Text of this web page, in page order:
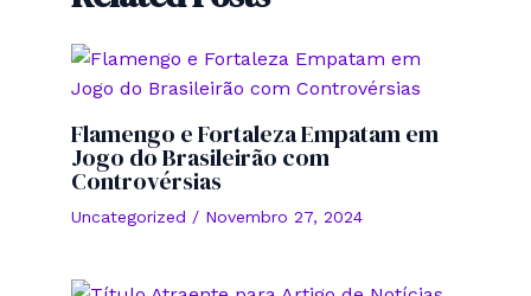
Flamengo e Fortaleza Empatam em
Jogo do Brasileirão com
Controvérsias
Uncategorized / Novembro 27, 2024